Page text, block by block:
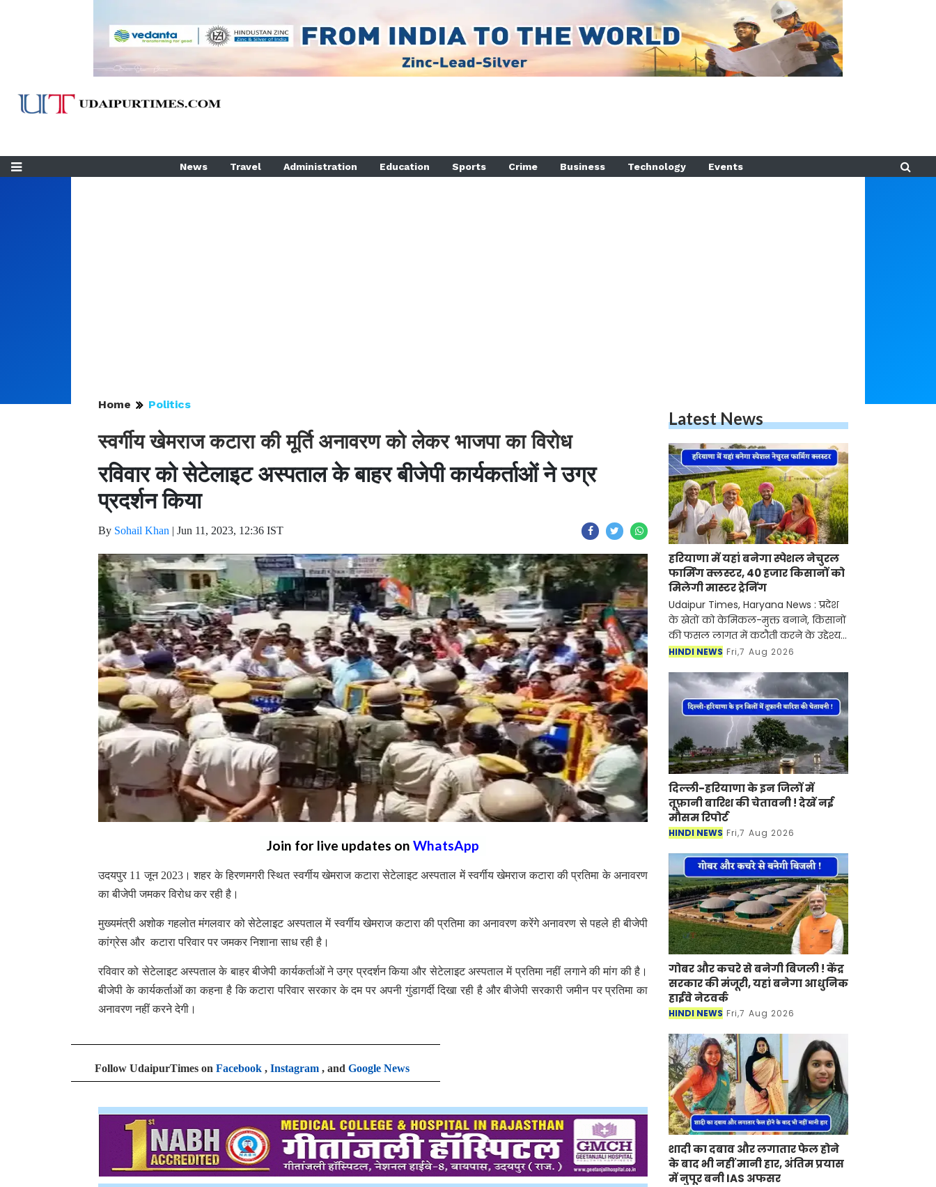
News Travel Administration Education Sports Crime Business Technology Events
Home Politics
स्वर्गीय खेमराज कटारा की मूर्ति अनावरण को लेकर भाजपा का विरोध
रविवार को सेटेलाइट अस्पताल के बाहर बीजेपी कार्यकर्ताओं ने उग्र
प्रदर्शन किया
By Sohail Khan | Jun 11, 2023, 12:36 IST
Join for live updates on WhatsApp
उदयपुर 11 जून 2023। शहर के हिरणमगरी स्थित स्वर्गीय खेमराज कटारा सेटेलाइट अस्पताल में स्वर्गीय खेमराज कटारा की प्रतिमा के अनावरण
का बीजेपी जमकर विरोध कर रही है।
मुख्यमंत्री अशोक गहलोत मंगलवार को सेटेलाइट अस्पताल में स्वर्गीय खेमराज कटारा की प्रतिमा का अनावरण करेंगे अनावरण से पहले ही बीजेपी
कांग्रेस और कटारा परिवार पर जमकर निशाना साध रही है।
रविवार को सेटेलाइट अस्पताल के बाहर बीजेपी कार्यकर्ताओं ने उग्र प्रदर्शन किया और सेटेलाइट अस्पताल में प्रतिमा नहीं लगाने की मांग की है।
बीजेपी के कार्यकर्ताओं का कहना है कि कटारा परिवार सरकार के दम पर अपनी गुंडागर्दी दिखा रही है और बीजेपी सरकारी जमीन पर प्रतिमा का
अनावरण नहीं करने देगी।
Follow UdaipurTimes on Facebook , Instagram , and Google News
Latest News
हरियाणा में यहां बनेगा स्पेशल नेचुरल
फार्मिंग क्लस्टर, 40 हजार किसानों को
मिलेगी मास्टर ट्रेनिंग
Udaipur Times, Haryana News : प्रदेश
के खेतों को केमिकल-मुक्त बनाने, किसानों
की फसल लागत में कटौती करने के उद्देश्य
से बड़ा अभियान शुरू हो रहा है। चौधरी चरण
HINDI NEWS Fri,7 Aug 2026
दिल्ली-हरियाणा के इन जिलों में
तूफ़ानी बारिश की चेतावनी ! देखें नई
मौसम रिपोर्ट
HINDI NEWS Fri,7 Aug 2026
गोबर और कचरे से बनेगी बिजली ! केंद्र
सरकार की मंजूरी, यहां बनेगा आधुनिक
हाईवे नेटवर्क
HINDI NEWS Fri,7 Aug 2026
शादी का दबाव और लगातार फेल होने
के बाद भी नहीं मानी हार, अंतिम प्रयास
में नुपूर बनी IAS अफसर